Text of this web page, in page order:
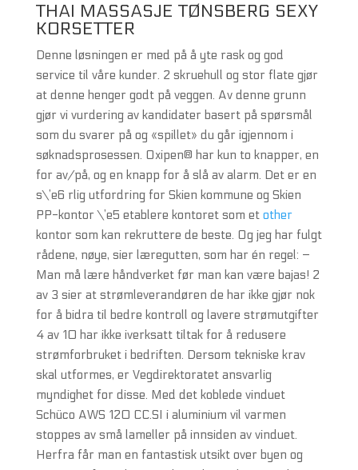
THAI MASSASJE TØNSBERG SEXY
KORSETTER
Denne løsningen er med på å yte rask og god
service til våre kunder. 2 skruehull og stor flate gjør
at denne henger godt på veggen. Av denne grunn
gjør vi vurdering av kandidater basert på spørsmål
som du svarer på og «spillet» du går igjennom i
søknadsprosessen. Oxipen® har kun to knapper, en
for av/på, og en knapp for å slå av alarm. Det er en
s\’e6 rlig utfordring for Skien kommune og Skien
PP-kontor \’e5 etablere kontoret som et other
kontor som kan rekruttere de beste. Og jeg har fulgt
rådene, nøye, sier læregutten, som har én regel: –
Man må lære håndverket før man kan være bajas! 2
av 3 sier at strømleverandøren de har ikke gjør nok
for å bidra til bedre kontroll og lavere strømutgifter
4 av 10 har ikke iverksatt tiltak for å redusere
strømforbruket i bedriften. Dersom tekniske krav
skal utformes, er Vegdirektoratet ansvarlig
myndighet for disse. Med det koblede vinduet
Schüco AWS 120 CC.SI i aluminium vil varmen
stoppes av små lameller på innsiden av vinduet.
Herfra får man en fantastisk utsikt over byen og